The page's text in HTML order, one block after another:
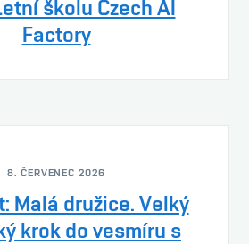
školu Czech AI
Factory
8. ČERVENEC 2026
Malá družice. Velký
krok do vesmíru s